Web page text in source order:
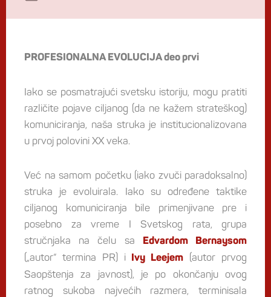
PROFESIONALNA EVOLUCIJA deo prvi
Iako se posmatrajući svetsku istoriju, mogu pratiti
različite pojave ciljanog (da ne kažem strateškog)
komuniciranja, naša struka je institucionalizovana
u prvoj polovini XX veka.
Već na samom početku (iako zvuči paradoksalno)
struka je evoluirala. Iako su određene taktike
ciljanog komuniciranja bile primenjivane pre i
posebno za vreme I Svetskog rata, grupa
stručnjaka na čelu sa
Edvardom Bernaysom
(„autor“ termina PR) i Ivy Leejem
(autor prvog
Saopštenja za javnost), je po okončanju ovog
ratnog sukoba najvećih razmera, terminisala